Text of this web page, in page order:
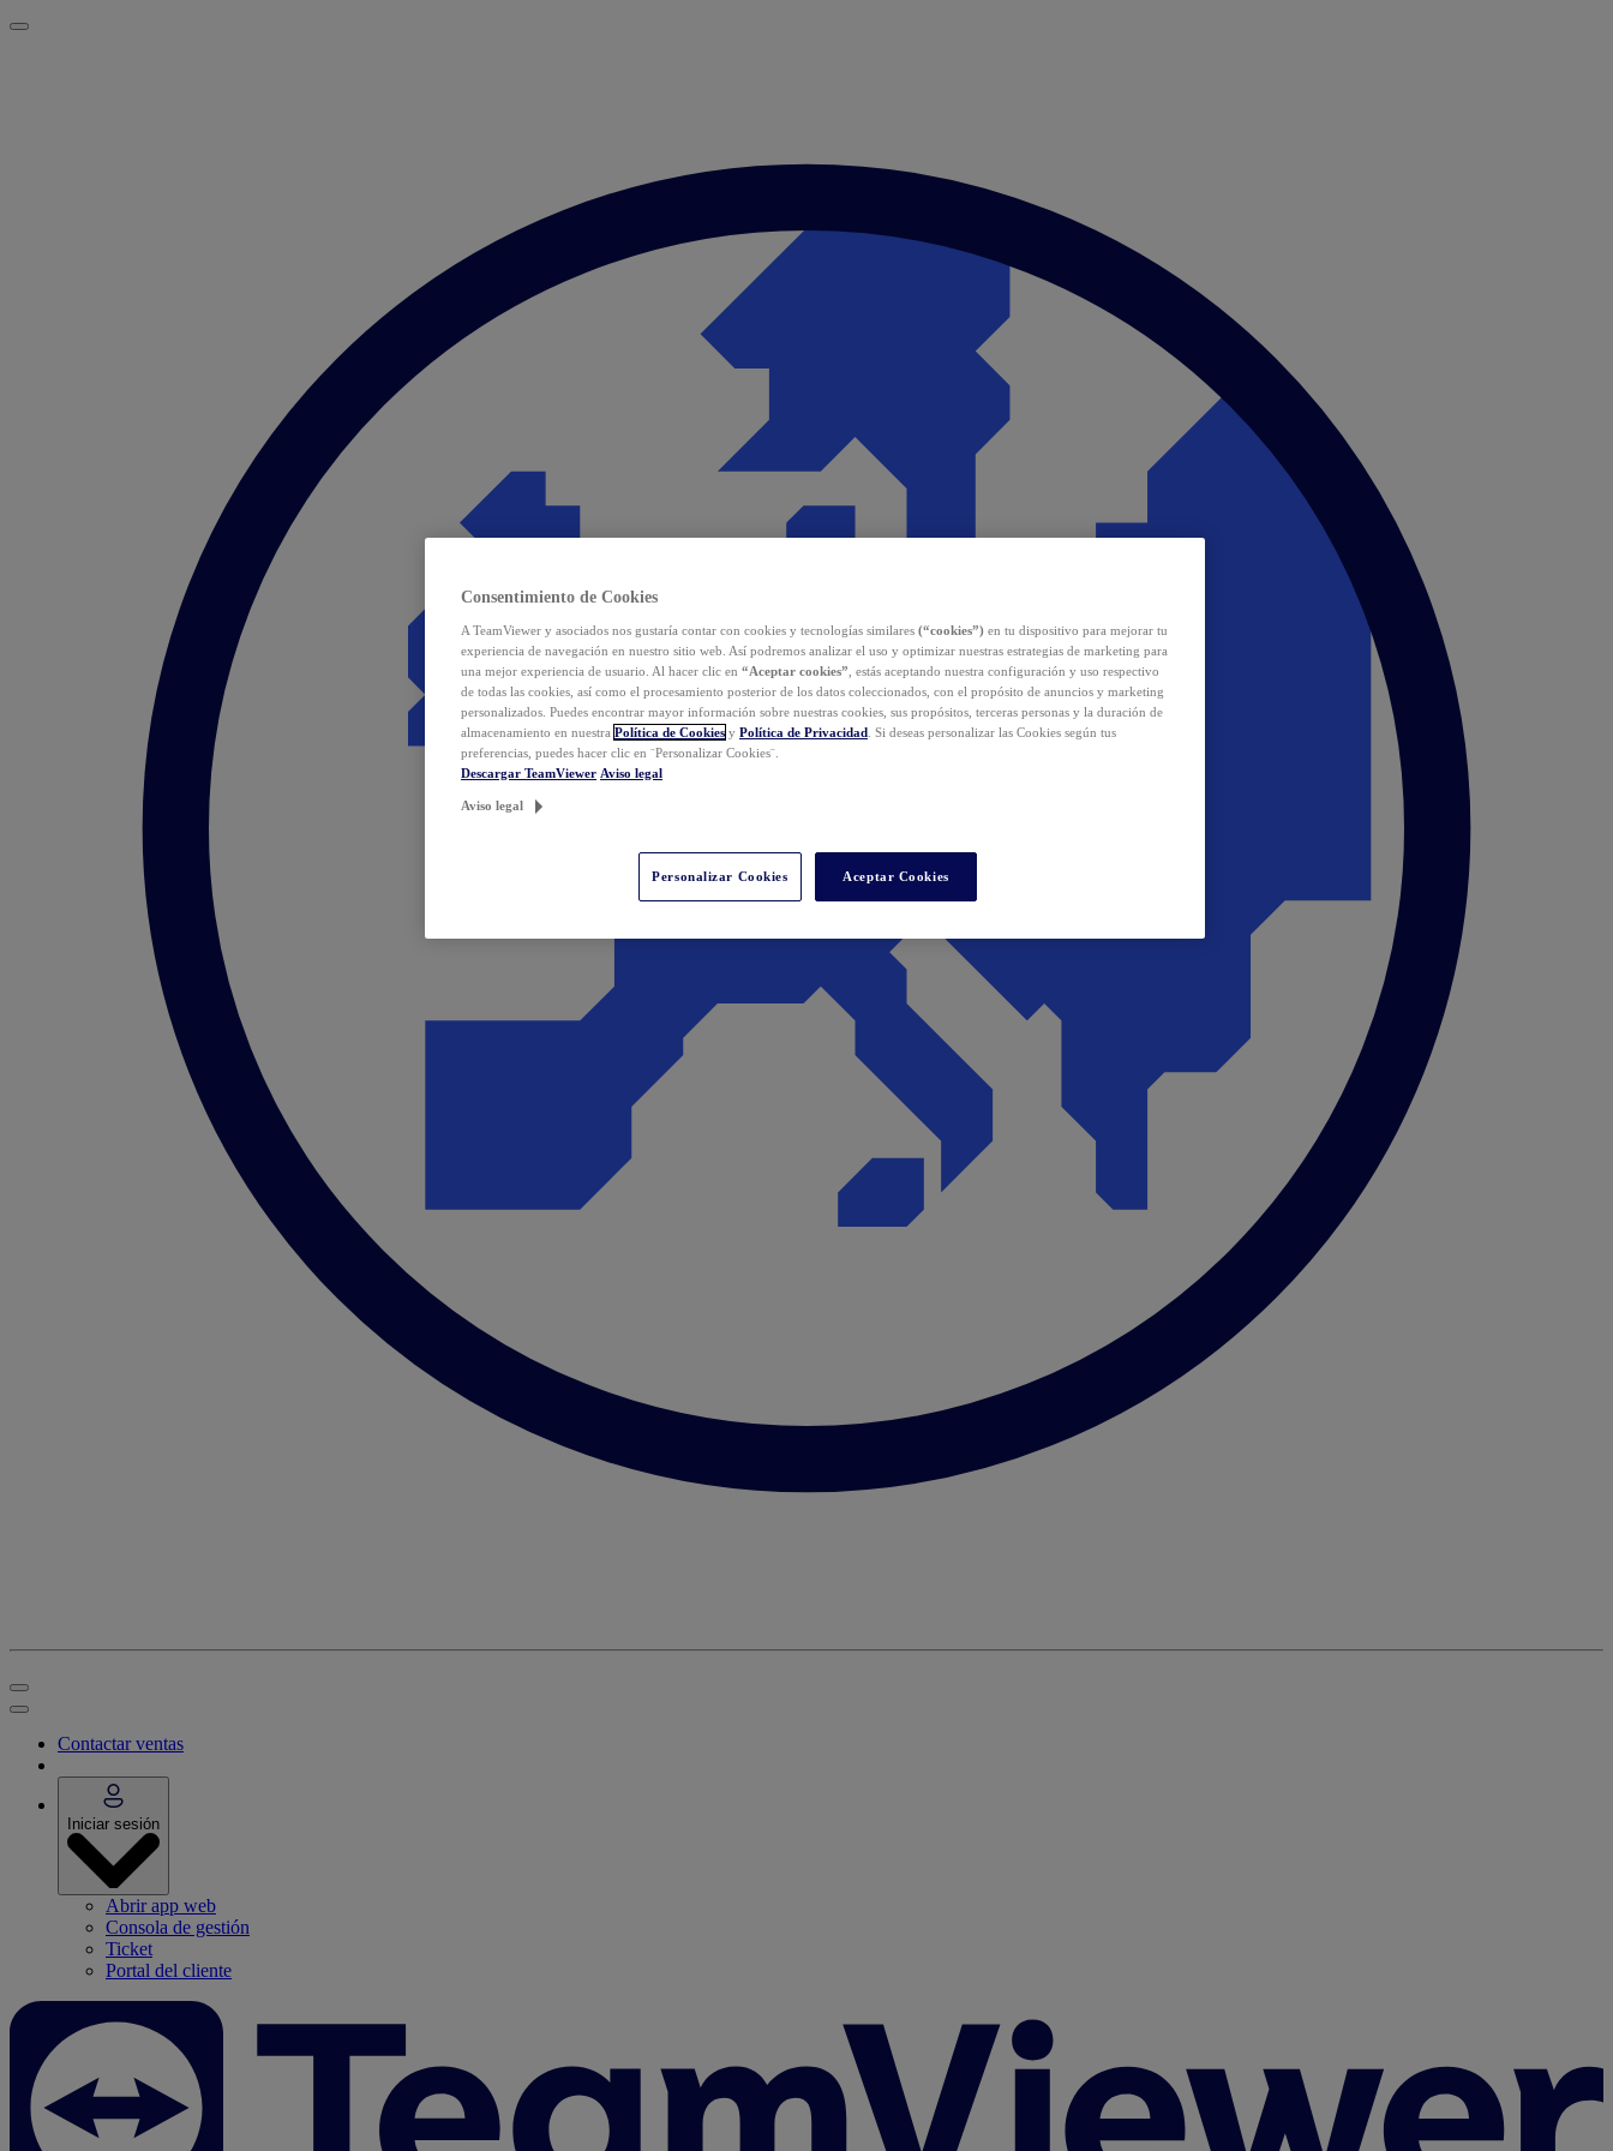
Contactar ventas
Iniciar sesión
Abrir app web
Consola de gestión
Ticket
Portal del cliente
Consentimiento de Cookies
A TeamViewer y asociados nos gustaría contar con cookies y tecnologías similares (“cookies”) en tu dispositivo para mejorar tu
experiencia de navegación en nuestro sitio web. Así podremos analizar el uso y optimizar nuestras estrategias de marketing para
una mejor experiencia de usuario. Al hacer clic en “Aceptar cookies” , estás aceptando nuestra configuración y uso respectivo
de todas las cookies, así como el procesamiento posterior de los datos coleccionados, con el propósito de anuncios y marketing
personalizados. Puedes encontrar mayor información sobre nuestras cookies, sus propósitos, terceras personas y la duración de
almacenamiento en nuestra Política de Cookies y Política de Privacidad . Si deseas personalizar las Cookies según tus
preferencias, puedes hacer clic en ¨Personalizar Cookies¨.
Descargar TeamViewer Aviso legal
Aviso legal
Personalizar Cookies Aceptar Cookies